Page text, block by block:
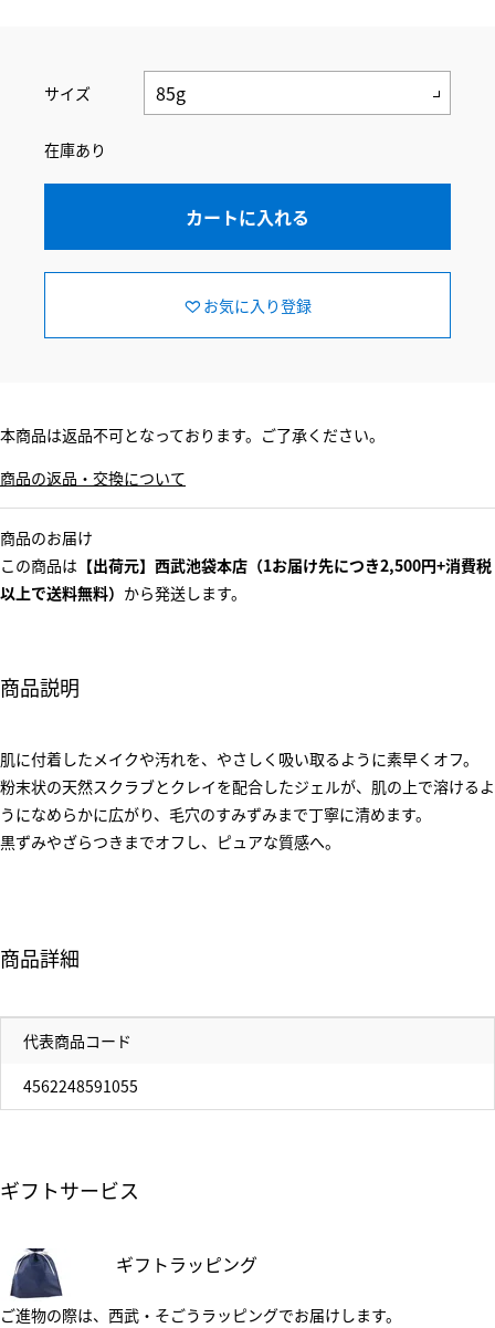
サイズ
在庫あり
カートに入れる
お気に入り登録
本商品は返品不可となっております。ご了承ください。
商品の返品・交換について
商品のお届け
この商品は 【出荷元】西武池袋本店（1お届け先につき2,500円+消費税
以上で送料無料） から発送します。
商品説明
肌に付着したメイクや汚れを、やさしく吸い取るように素早くオフ。
粉末状の天然スクラブとクレイを配合したジェルが、肌の上で溶けるよ
うになめらかに広がり、毛穴のすみずみまで丁寧に清めます。
黒ずみやざらつきまでオフし、ピュアな質感へ。
商品詳細
代表商品コード
4562248591055
ギフトサービス
ギフトラッピング
ご進物の際は、西武・そごうラッピングでお届けします。